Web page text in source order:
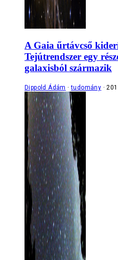
A Gaia űrtávcső
Tejútrendszer egy
galaxisból származik
Dippold Ádám tudomány